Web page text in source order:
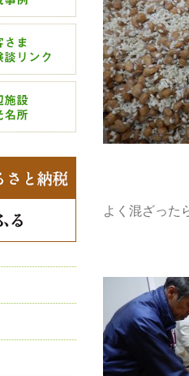
よく混ざった